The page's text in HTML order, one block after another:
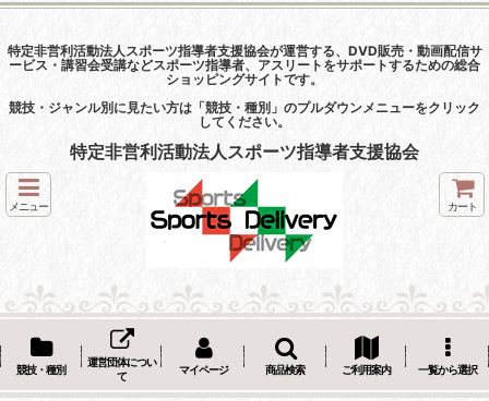
特定非営利活動法人スポーツ指導者支援協会が運営する、DVD販売・動画配信サ
ービス・講習会受講などスポーツ指導者、アスリートをサポートするための総合
ショッピングサイトです。
競技・ジャンル別に見たい方は「競技・種別」のプルダウンメニューをクリック
してください。
特定非営利活動法人スポーツ指導者支援協会
メニュー カート
競技・種別
運営団体につい
て
マイページ 商品検索 ご利用案内 一覧から選択